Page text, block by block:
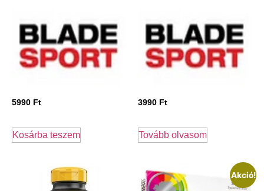
5990 Ft
Kosárba teszem
3990 Ft
Tovább olvasom
Akció!